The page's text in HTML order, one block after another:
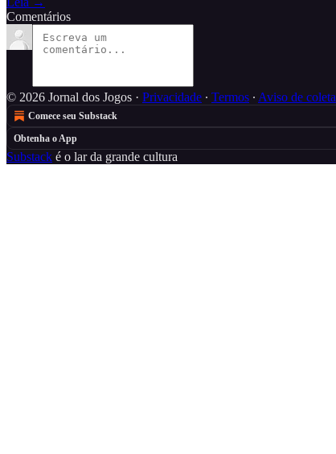
Comentários
© 2026 Jornal dos Jogos · Privacidade ∙ Termos ∙ Aviso de coleta
Comece seu Substack
Obtenha o App
Substack é o lar da grande cultura